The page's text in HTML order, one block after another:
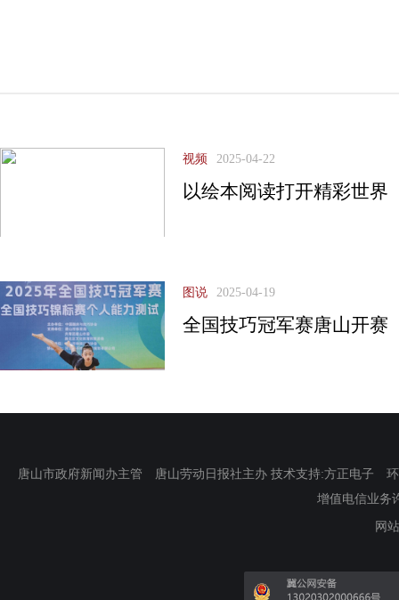
视频 2025-04-22
以绘本阅读打开精彩世界
图说 2025-04-19
全国技巧冠军赛唐山开赛
唐山市政府新闻办主管 唐山劳动日报社主办 技术支持:方正电子
增值电信业务
网